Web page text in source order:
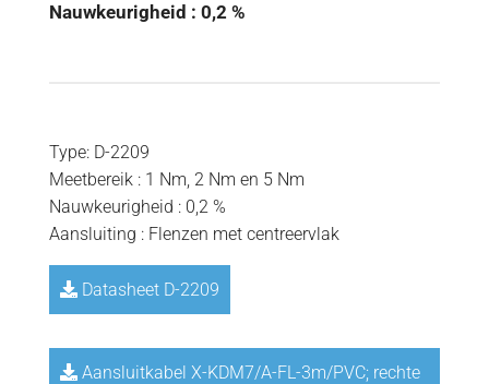
Nauwkeurigheid : 0,2 %
Type: D-2209
Meetbereik : 1 Nm, 2 Nm en 5 Nm
Nauwkeurigheid : 0,2 %
Aansluiting : Flenzen met centreervlak
Datasheet D-2209
Aansluitkabel X-KDM7/A-FL-3m/PVC; rechte